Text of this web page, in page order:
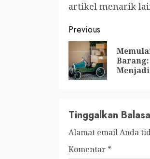
artikel menarik
Continue
Reading
Previous
Tinggalkan
Alamat email Anda
Komentar *